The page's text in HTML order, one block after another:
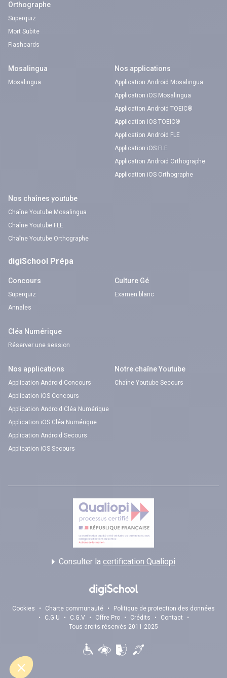
Orthographe
Superquiz
Mort Subite
Flashcards
Mosalingua
Mosalingua
Nos applications
Application Android Mosalingua
Application iOS Mosalingua
Application Android TOEIC®
Application iOS TOEIC®
Application Android FLE
Application iOS FLE
Application Android Orthographe
Application iOS Orthographe
Nos chaînes youtube
Chaîne Youtube Mosalingua
Chaîne Youtube FLE
Chaîne Youtube Orthographe
digiSchool Prépa
Concours
Superquiz
Annales
Culture Gé
Examen blanc
Cléa Numérique
Réserver une session
Nos applications
Application Android Concours
Application iOS Concours
Application Android Cléa Numérique
Application iOS Cléa Numérique
Application Android Secours
Application iOS Secours
Notre chaîne Youtube
Chaîne Youtube Secours
Consulter la certification Qualiopi
Cookies • Charte communauté •
Politique de protection des données
•
C.G.U • C.G.V • Offre Pro • Crédits • Contact
•
Tous droits réservés 2011-2025